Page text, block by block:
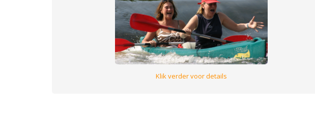
Klik verder voor details